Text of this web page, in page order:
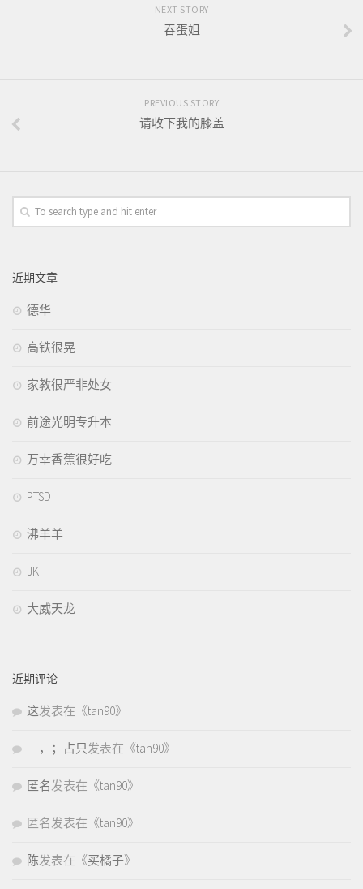
NEXT STORY
吞蛋姐
PREVIOUS STORY
请收下我的膝盖
近期文章
德华
高铁很晃
家教很严非处女
前途光明专升本
万幸香蕉很好吃
PTSD
沸羊羊
JK
大威天龙
近期评论
这发表在《tan90》
，；占只发表在《tan90》
匿名发表在《tan90》
匿名发表在《tan90》
陈发表在《买橘子》